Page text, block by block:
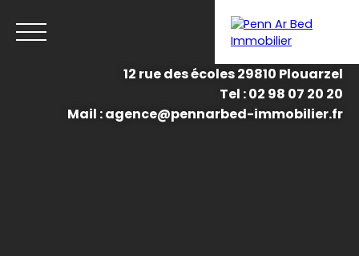
12 rue des écoles 29810 Plouarzel
Tel : 02 98 07 20 20
Mail : agence@pennarbed-immobilier.fr